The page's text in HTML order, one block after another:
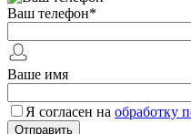
Ваш телефон*
Ваше имя
Я согласен на обработку